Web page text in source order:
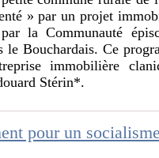
» par un projet
la Communauté
le Bouchardais. Ce
immobilière
Stérin*.
pour un